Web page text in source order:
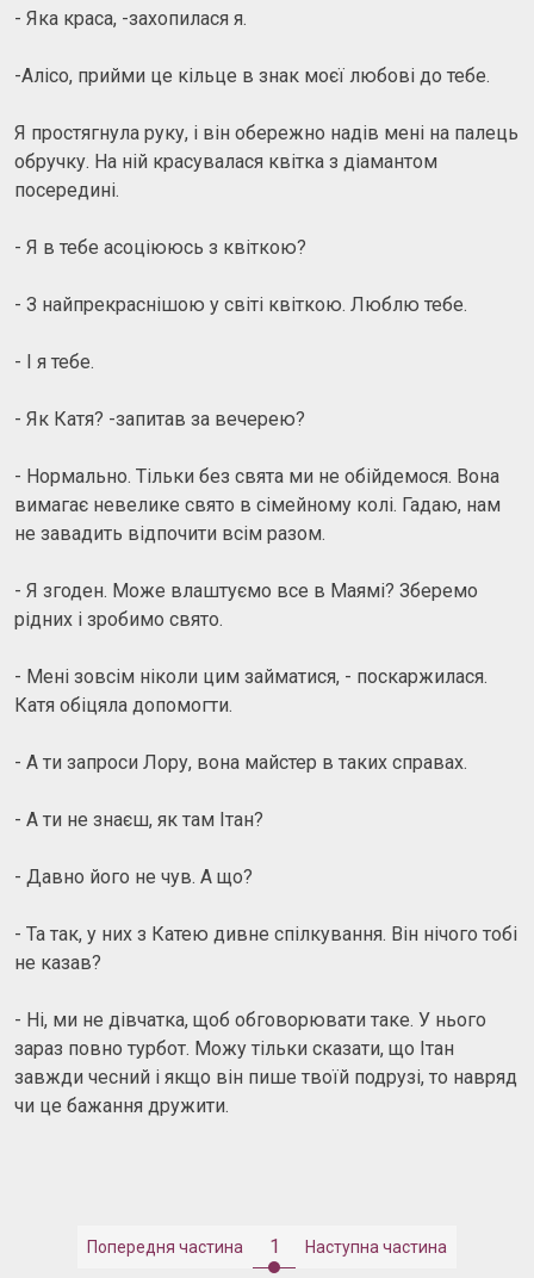
- Яка краса, -захопилася я.
-Алісо, прийми це кільце в знак моєї любові до тебе.
Я простягнула руку, і він обережно надів мені на палець
обручку. На ній красувалася квітка з діамантом
посередині.
- Я в тебе асоціююсь з квіткою?
- З найпрекраснішою у світі квіткою. Люблю тебе.
- І я тебе.
- Як Катя? -запитав за вечерею?
- Нормально. Тільки без свята ми не обійдемося. Вона
вимагає невелике свято в сімейному колі. Гадаю, нам
не завадить відпочити всім разом.
- Я згоден. Може влаштуємо все в Маямі? Зберемо
рідних і зробимо свято.
- Мені зовсім ніколи цим займатися, - поскаржилася.
Катя обіцяла допомогти.
- А ти запроси Лору, вона майстер в таких справах.
- А ти не знаєш, як там Ітан?
- Давно його не чув. А що?
- Та так, у них з Катею дивне спілкування. Він нічого тобі
не казав?
- Ні, ми не дівчатка, щоб обговорювати таке. У нього
зараз повно турбот. Можу тільки сказати, що Ітан
завжди чесний і якщо він пише твоїй подрузі, то навряд
чи це бажання дружити.
Попередня частина 1 Наступна частина